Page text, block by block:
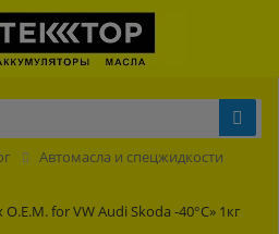
Автомасла и спецжидкости
for VW Audi Skoda -40°С» 1кг